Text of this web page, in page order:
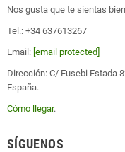
Nos gusta que te sientas
Tel.: +34 637613267
Email: [email protected]
Dirección: C/ Eusebi Estada
España.
Cómo llegar.
SÍGUENOS